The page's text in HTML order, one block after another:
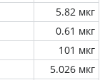
5.82 мкг
0.61 мкг
101 мкг
5.026 мкг